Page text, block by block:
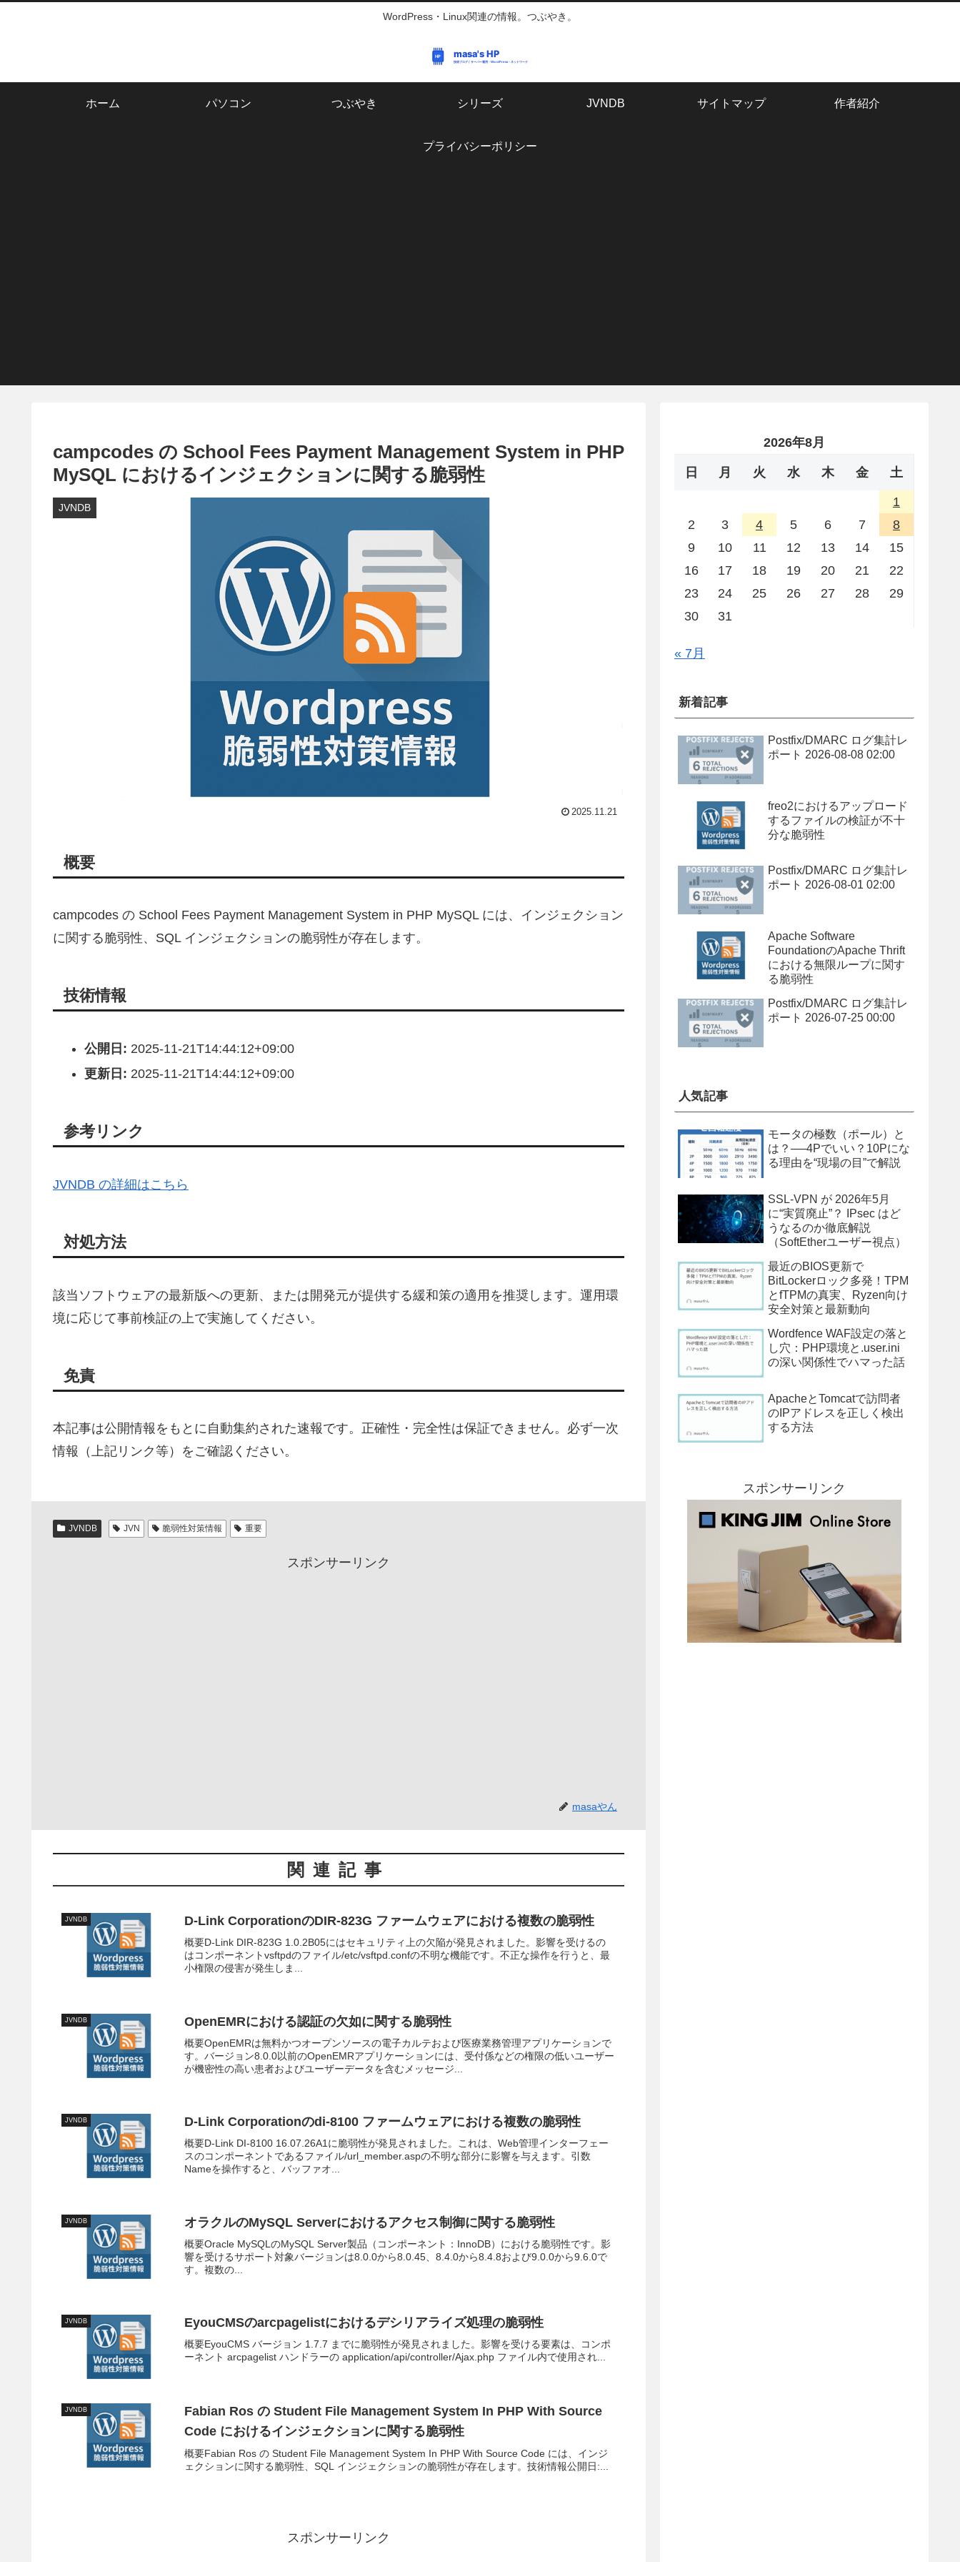
WordPress・Linux関連の情報。つぶやき。
ホーム パソコン つぶやき シリーズ JVNDB サイトマップ 作者紹介
プライバシーポリシー
campcodes の School Fees Payment Management System in PHP
MySQL におけるインジェクションに関する脆弱性
JVNDB
2025.11.21
概要
campcodes の School Fees Payment Management System in PHP MySQL には、インジェクション
に関する脆弱性、SQL インジェクションの脆弱性が存在します。
技術情報
公開日: 2025-11-21T14:44:12+09:00
更新日: 2025-11-21T14:44:12+09:00
参考リンク
JVNDB の詳細はこちら
対処方法
該当ソフトウェアの最新版への更新、または開発元が提供する緩和策の適用を推奨します。運用環
境に応じて事前検証の上で実施してください。
免責
本記事は公開情報をもとに自動集約された速報です。正確性・完全性は保証できません。必ず一次
情報（上記リンク等）をご確認ください。
JVNDB JVN 脆弱性対策情報 重要
スポンサーリンク
masaやん
関連記事
JVNDB D-Link CorporationのDIR-823G ファームウェアにおける複数の脆弱性
概要D-Link DIR-823G 1.0.2B05にはセキュリティ上の欠陥が発見されました。影響を受けるの
はコンポーネントvsftpdのファイル/etc/vsftpd.confの不明な機能です。不正な操作を行うと、最
小権限の侵害が発生しま...
JVNDB OpenEMRにおける認証の欠如に関する脆弱性
概要OpenEMRは無料かつオープンソースの電子カルテおよび医療業務管理アプリケーションで
す。バージョン8.0.0以前のOpenEMRアプリケーションには、受付係などの権限の低いユーザー
が機密性の高い患者およびユーザーデータを含むメッセージ...
JVNDB D-Link Corporationのdi-8100 ファームウェアにおける複数の脆弱性
概要D-Link DI-8100 16.07.26A1に脆弱性が発見されました。これは、Web管理インターフェー
スのコンポーネントであるファイル/url_member.aspの不明な部分に影響を与えます。引数
Nameを操作すると、バッファオ...
JVNDB オラクルのMySQL Serverにおけるアクセス制御に関する脆弱性
概要Oracle MySQLのMySQL Server製品（コンポーネント：InnoDB）における脆弱性です。影
響を受けるサポート対象バージョンは8.0.0から8.0.45、8.4.0から8.4.8および9.0.0から9.6.0で
す。複数の...
JVNDB EyouCMSのarcpagelistにおけるデシリアライズ処理の脆弱性
概要EyouCMS バージョン 1.7.7 までに脆弱性が発見されました。影響を受ける要素は、コンポ
ーネント arcpagelist ハンドラーの application/api/controller/Ajax.php ファイル内で使用され...
JVNDB
Fabian Ros の Student File Management System In PHP With Source
Code におけるインジェクションに関する脆弱性
概要Fabian Ros の Student File Management System In PHP With Source Code には、インジ
ェクションに関する脆弱性、SQL インジェクションの脆弱性が存在します。技術情報公開日:...
スポンサーリンク
2026年8月
日 月 火 水 木 金 土
1
2
3 4 5 6 7
8
9
10 11 12 13 14
15
16
17 18 19 20 21
22
23
24 25 26 27 28
29
30
31
« 7月
新着記事
Postfix/DMARC ログ集計レ
ポート 2026-08-08 02:00
freo2におけるアップロード
するファイルの検証が不十
分な脆弱性
Postfix/DMARC ログ集計レ
ポート 2026-08-01 02:00
Apache Software
FoundationのApache Thrift
における無限ループに関す
る脆弱性
Postfix/DMARC ログ集計レ
ポート 2026-07-25 00:00
人気記事
モータの極数（ポール）と
は？──4Pでいい？10Pにな
る理由を“現場の目”で解説
SSL-VPN が 2026年5月
に“実質廃止”？ IPsec はど
うなるのか徹底解説
（SoftEtherユーザー視点）
最近のBIOS更新で
BitLockerロック多発！TPM
とfTPMの真実、Ryzen向け
安全対策と最新動向
Wordfence WAF設定の落と
し穴：PHP環境と.user.ini
の深い関係性でハマった話
ApacheとTomcatで訪問者
のIPアドレスを正しく検出
する方法
スポンサーリンク